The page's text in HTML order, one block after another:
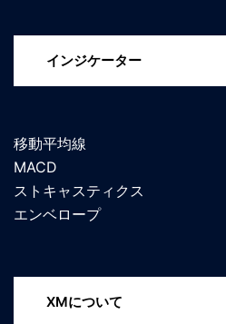
インジケーター
移動平均線
MACD
ストキャスティクス
エンベロープ
XMについて